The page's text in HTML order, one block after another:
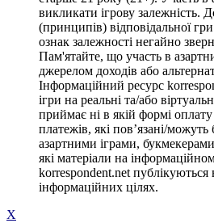
викликати ігрову залежність.
(принципів) відповідальної
ознак залежності негайно
Пам'ятайте, що участь в
джерелом доходів або
Інформаційний ресурс
ігри на реальні та/або
приймає ні в якій формі
платежів, які пов’язані/можуть
азартними іграми,
які матеріали на
korrespondent.net
інформаційних цілях.
X